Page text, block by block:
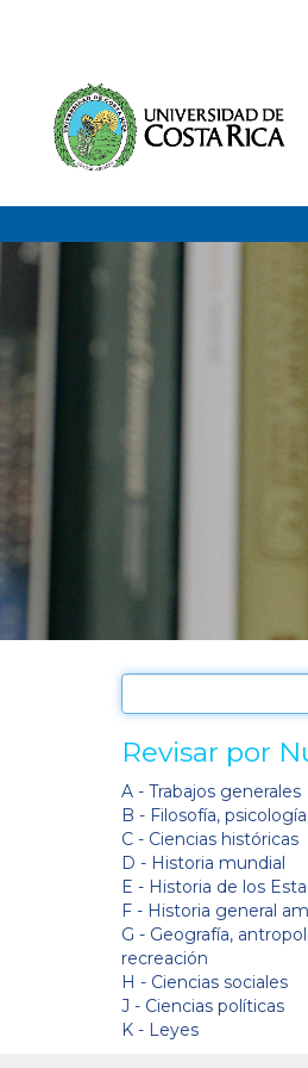
Revisar por
A - Trabajos generales
B - Filosofía,
C - Ciencias históricas
D - Historia mundial
E - Historia de los
F - Historia general
G - Geografía,
recreación
H - Ciencias sociales
J - Ciencias políticas
K - Leyes